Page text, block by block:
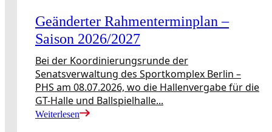
Geänderter Rahmenterminplan –
Saison 2026/2027
Bei der Koordinierungsrunde der
Senatsverwaltung des Sportkomplex Berlin –
PHS am 08.07.2026, wo die Hallenvergabe für die
GT-Halle und Ballspielhalle...
Weiterlesen